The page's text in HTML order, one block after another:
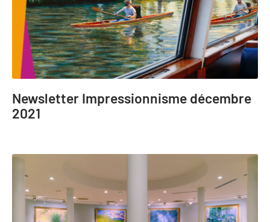
Newsletter Impressionnisme décembre
2021